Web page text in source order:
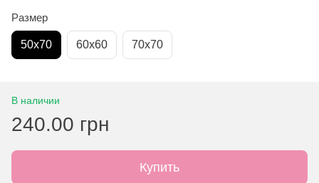
Размер
50х70 60х60 70х70
В наличии
240.00 грн
Купить